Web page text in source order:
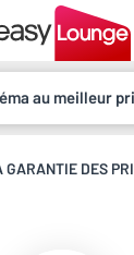
au meilleur
GARANTIE DES